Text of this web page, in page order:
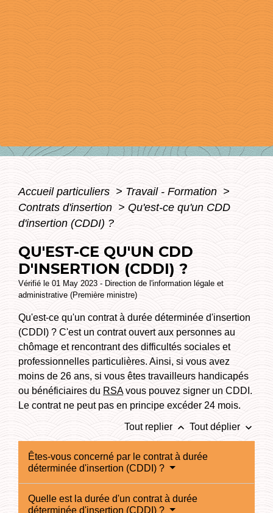
Accueil particuliers > Travail - Formation >
Contrats d'insertion > Qu'est-ce qu'un CDD
d'insertion (CDDI) ?
QU'EST-CE QU'UN CDD
D'INSERTION (CDDI) ?
Vérifié le 01 May 2023 - Direction de l'information légale et
administrative (Première ministre)
Qu'est-ce qu'un contrat à durée déterminée d'insertion
(CDDI) ? C'est un contrat ouvert aux personnes au
chômage et rencontrant des difficultés sociales et
professionnelles particulières. Ainsi, si vous avez
moins de 26 ans, si vous êtes travailleurs handicapés
ou bénéficiaires du RSAvous pouvez signer un CDDI.
Le contrat ne peut pas en principe excéder 24 mois.
Tout replier keyboard_arrow_up Tout déplier keyboard_arrow_down
Êtes-vous concerné par le contrat à durée
déterminée d'insertion (CDDI) ?
Quelle est la durée d'un contrat à durée
déterminée d'insertion (CDDI) ?